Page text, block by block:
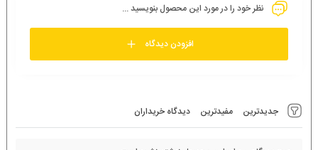
جدیدترین مفیدترین دیدگاه خریداران
نظر خود را در مورد این محصول بنویسید ...
افزودن دیدگاه